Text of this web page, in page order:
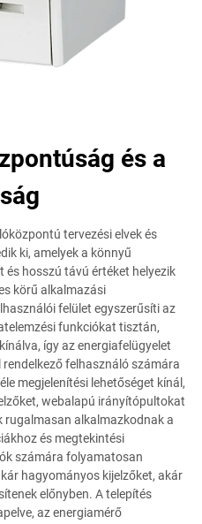
és a
tervezési elvek és
ki, amelyek a könnyű
és hosszú távú értéket helyezik
körű alkalmazási
felület egyszerűsíti az
funkciókat tisztán,
így az energiafelügyelet
felhasználó számára
megjelenítési lehetőséget kínál,
webalapú irányítópultokat
rugalmasan alkalmazkodnak a
és megtekintési
számára folyamatosan
hagyományos kijelzőket, akár
előnyben. A telepítés
az energiamérő